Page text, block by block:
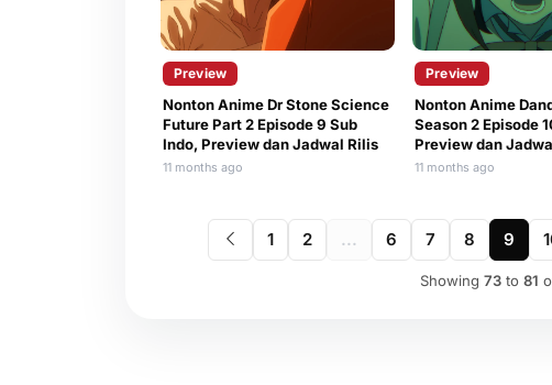
Preview
Nonton Anime Dr Stone Science
Future Part 2 Episode 9 Sub
Indo, Preview dan Jadwal Rilis
11 months ago
Preview
Nonton Anime
Season 2 Episode
Preview dan
11 months ago
1 2 ... 6 7 8 9
Showing 73 to 81